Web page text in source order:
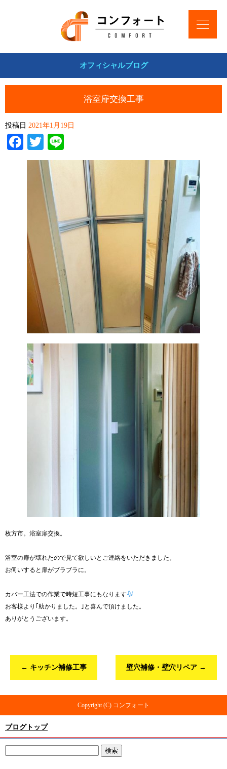
オフィシャルブログ
浴室扉交換工事
投稿日 2021年1月19日
Facebook
Twitter
枚方市。浴室扉交換。
浴室の扉が壊れたので見て欲しいとご連絡をいただきました。
お伺いすると扉がブラブラに。
カバー工法での作業で時短工事にもなります
お客様より｢助かりました。｣と喜んで頂けました。
ありがとうございます。
← キッチン補修工事 壁穴補修・壁穴リペア →
Copyright (C) コンフォート
ブログトップ